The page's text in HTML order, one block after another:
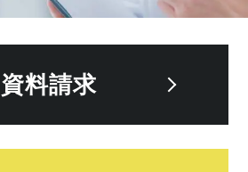
資料請求